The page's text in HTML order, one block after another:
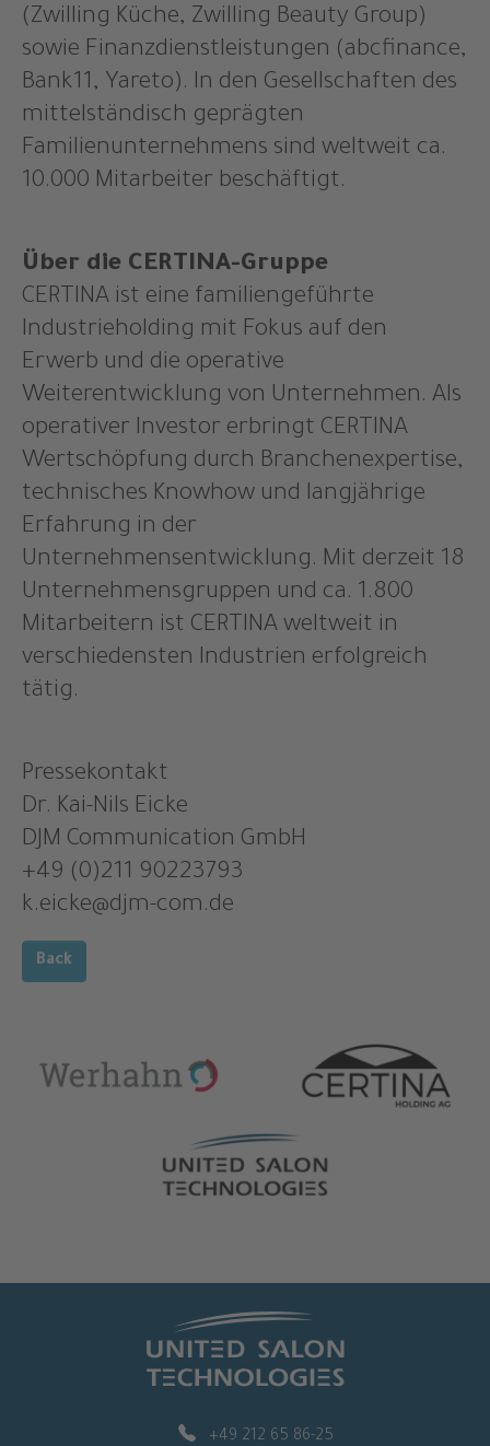
(Zwilling Küche, Zwilling Beauty Group)
sowie Finanzdienstleistungen (abcfinance,
Bank11, Yareto). In den Gesellschaften des
mittelständisch geprägten
Familienunternehmens sind weltweit ca.
10.000 Mitarbeiter beschäftigt.
Über die CERTINA-Gruppe
CERTINA ist eine familiengeführte
Industrieholding mit Fokus auf den
Erwerb und die operative
Weiterentwicklung von Unternehmen. Als
operativer Investor erbringt CERTINA
Wertschöpfung durch Branchenexpertise,
technisches Knowhow und langjährige
Erfahrung in der
Unternehmensentwicklung. Mit derzeit 18
Unternehmensgruppen und ca. 1.800
Mitarbeitern ist CERTINA weltweit in
verschiedensten Industrien erfolgreich
tätig.
Pressekontakt
Dr. Kai-Nils Eicke
DJM Communication GmbH
+49 (0)211 90223793
k.eicke@djm-com.de
Back
+49 212 65 86-25